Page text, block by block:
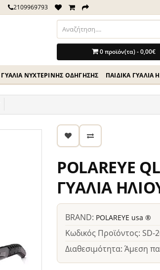
2109969793
0 προϊόν(τα) - 0,00€
ΓΥΑΛΙΆ ΝΥΧΤΕΡΙΝΉΣ ΟΔΗΓΗΣΗΣ ΠΑΙΔΙΚΆ ΓΥΑΛΙΆ
POLAREYE
ΓΥΑΛΙΑ
BRAND: POLAREYE usa ®
Κωδικός Προϊόντος: SD-
Διαθεσιμότητα: Άμεση